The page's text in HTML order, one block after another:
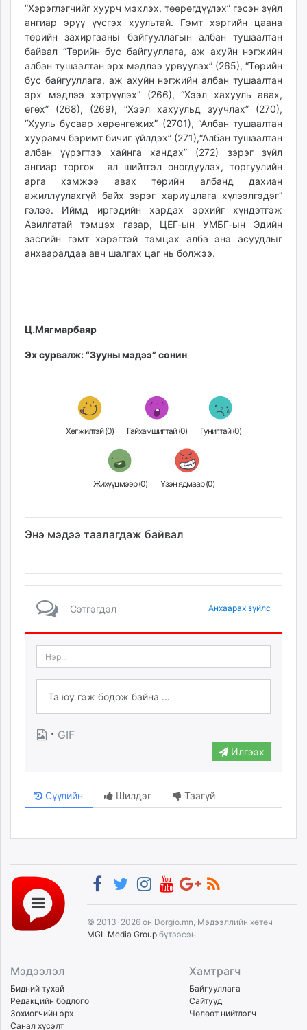
“Хэрэглэгчийг хуурч мэхлэх, төөрөгдүүлэх” гэсэн зүйл
ангиар эрүү үүсгэх хуультай. Гэмт хэргийн цаана
төрийн захиргааны байгууллагын албан тушаалтан
байвал “Төрийн бус байгууллага, аж ахуйн нэгжийн
албан тушаалтан эрх мэдлээ урвуулах” (265), “Төрийн
бус байгууллага, аж ахуйн нэгжийн албан тушаалтан
эрх мэдлээ хэтрүүлэх” (266), “Хээл хахууль авах,
өгөх” (268), (269), “Хээл хахуульд зуучлах” (270),
“Хууль бусаар хөрөнгөжих” (2701), “Албан тушаалтан
хуурамч баримт бичиг үйлдэх” (271),“Албан тушаалтан
албан үүрэгтээ хайнга хандах” (272) зэрэг зүйл
ангиар торгох ял шийтгэл оногдуулах, торгуулийн
арга хэмжээ авах төрийн албанд дахиан
ажиллуулахгүй байх зэрэг хариуцлага хүлээлгэдэг”
гэлээ. Иймд иргэдийн хардах эрхийг хүндэтгэж
Авилгатай тэмцэх газар, ЦЕГ-ын УМБГ-ын Эдийн
засгийн гэмт хэрэгтэй тэмцэх алба энэ асуудлыг
анхааралдаа авч шалгах цаг нь болжээ.
Ц.Мягмарбаяр
Эх сурвалж: “Зууны мэдээ” сонин
Хөгжилтэй (0) Гайхамшигтай (0) Гунигтай (0)
Жихүүцмээр (0) Үзэн ядмаар (0)
Энэ мэдээ таалагдаж байвал
Сэтгэгдэл Анхаарах зүйлс
· GIF
Илгээх
Сүүлийн Шилдэг Таагүй
© 2013-2026 он Dorgio.mn, Мэдээллийн хөтөч
MGL Media Group бүтээсэн.
Мэдээлэл
Бидний тухай
Редакцийн бодлого
Зохиогчийн эрх
Санал хүсэлт
Хамтрагч
Байгууллага
Сайтууд
Чөлөөт нийтлэгч